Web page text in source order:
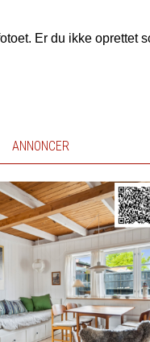
Er du ikke oprettet
ANNONCER